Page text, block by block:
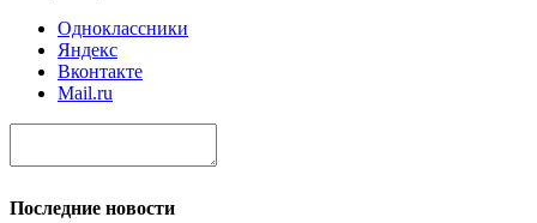
Одноклассники
Яндекс
Вконтакте
Mail.ru
Последние новости